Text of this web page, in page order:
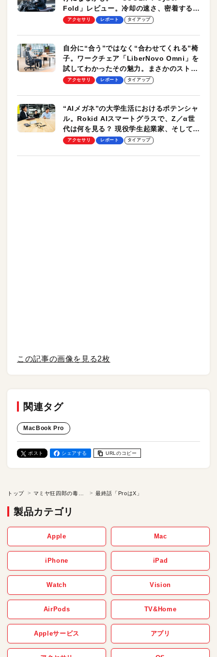
Fold」レビュー。冷却の速さ、密着する冷
却プレート、シンプルな操作性がグッド！
アクセサリ レポート タイアップ
自分に“合う”ではなく“合わせてくれる”椅
子。ワークチェア「LiberNovo Omni」を
試してわかったその魅力。まさかのストレ
ッチ機能も搭載
アクセサリ レポート タイアップ
“AIメガネ”の大学生活におけるポテンシャ
ル。Rokid AIスマートグラスで、Z／α世
代は何を見る？ 現役学生起業家、そして教
授による体験会レポート【PR】
アクセサリ レポート タイアップ
この記事の画像を見る2枚
関連タグ
MacBook Pro
ポスト シェアする URLのコピー
トップ 最終話「ProはX」
製品カテゴリ
Apple Mac
iPhone iPad
Watch Vision
AirPods TV&Home
Appleサービス アプリ